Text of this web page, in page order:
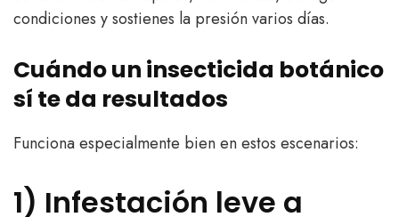
condiciones y sostienes la presión varios días.
Cuándo un insecticida botánico
sí te da resultados
Funciona especialmente bien en estos escenarios:
1) Infestación leve a